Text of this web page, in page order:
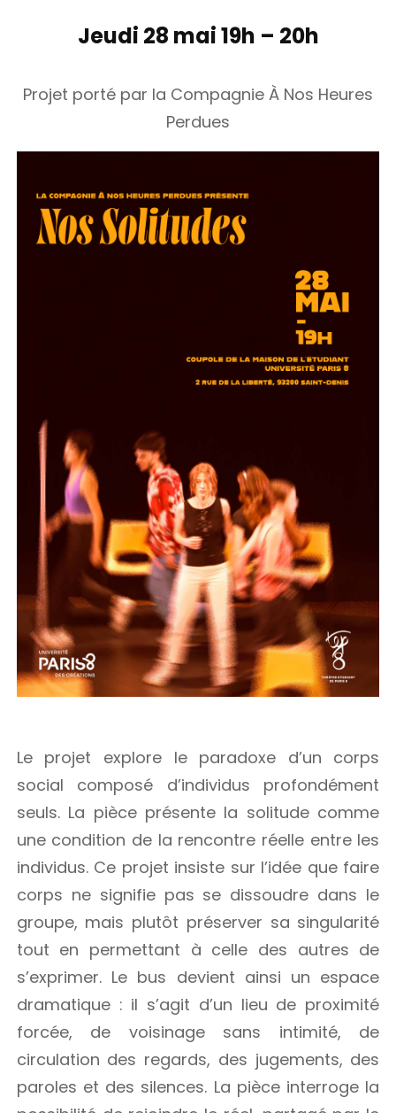
Jeudi 28 mai 19h – 20h
Projet porté par la Compagnie À Nos Heures
Perdues
Le projet explore le paradoxe d’un corps
social composé d’individus profondément
seuls. La pièce présente la solitude comme
une condition de la rencontre réelle entre les
individus. Ce projet insiste sur l’idée que faire
corps ne signifie pas se dissoudre dans le
groupe, mais plutôt préserver sa singularité
tout en permettant à celle des autres de
s’exprimer. Le bus devient ainsi un espace
dramatique : il s’agit d’un lieu de proximité
forcée, de voisinage sans intimité, de
circulation des regards, des jugements, des
paroles et des silences. La pièce interroge la